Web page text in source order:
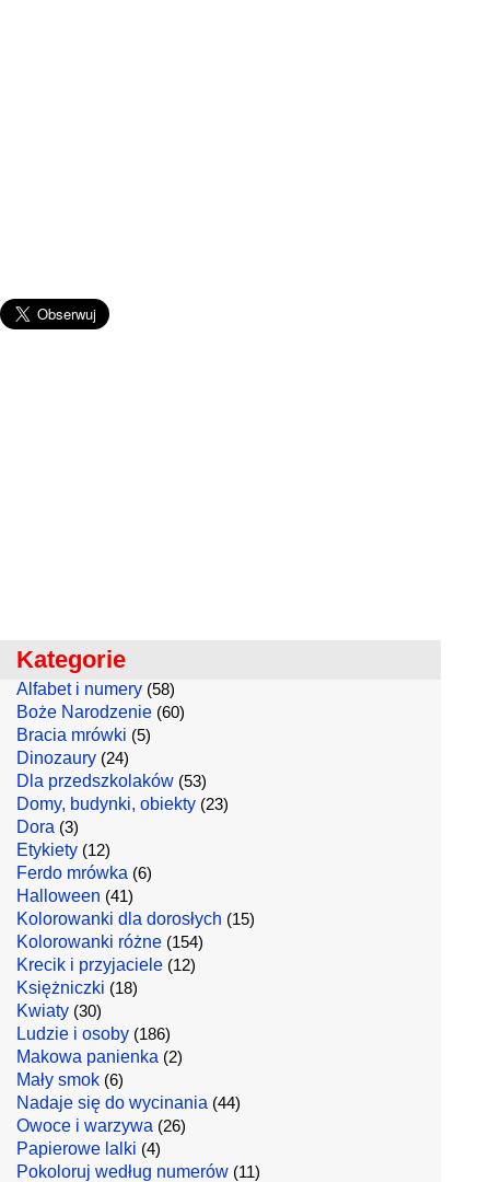
Kategorie
Alfabet i numery (58)
Boże Narodzenie (60)
Bracia mrówki (5)
Dinozaury (24)
Dla przedszkolaków (53)
Domy, budynki, obiekty (23)
Dora (3)
Etykiety (12)
Ferdo mrówka (6)
Halloween (41)
Kolorowanki dla dorosłych (15)
Kolorowanki różne (154)
Krecik i przyjaciele (12)
Księżniczki (18)
Kwiaty (30)
Ludzie i osoby (186)
Makowa panienka (2)
Mały smok (6)
Nadaje się do wycinania (44)
Owoce i warzywa (26)
Papierowe lalki (4)
Pokoloruj według numerów (11)